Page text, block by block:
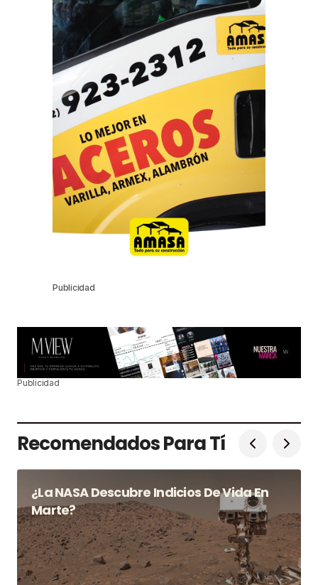
Publicidad
Publicidad
Recomendados Para Tí
¿La NASA Descubre Indicios De Vida En
Marte?